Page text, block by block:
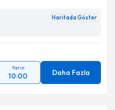
Haritada Göster
Yarın
10:00 Daha Fazla